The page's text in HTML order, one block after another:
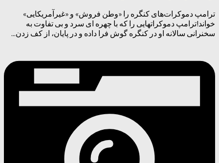
ترامپ دموکرات‌های کنگره را «وطن فروش» و «غیرآمریکایی»
خواند!ترامپ دموکراتهایی را که با چهره ای سرد و بی تفاوت به
سخنرانی سالانه او در کنگره گوش فرا داده و در پایان، از کف زدن...